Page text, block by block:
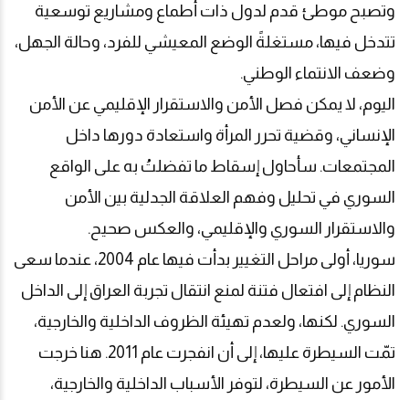
وتصبح موطئ قدم لدول ذات أطماع ومشاريع توسعية
تتدخل فيها، مستغلةً الوضع المعيشي للفرد، وحالة الجهل،
وضعف الانتماء الوطني.
اليوم، لا يمكن فصل الأمن والاستقرار الإقليمي عن الأمن
الإنساني، وقضية تحرر المرأة واستعادة دورها داخل
المجتمعات. سأحاول إسقاط ما تفضلتُ به على الواقع
السوري في تحليل وفهم العلاقة الجدلية بين الأمن
والاستقرار السوري والإقليمي، والعكس صحيح .
سوريا، أولى مراحل التغيير بدأت فيها عام 2004، عندما سعى
النظام إلى افتعال فتنة لمنع انتقال تجربة العراق إلى الداخل
السوري. لكنها، ولعدم تهيئة الظروف الداخلية والخارجية،
تمّت السيطرة عليها، إلى أن انفجرت عام 2011. هنا خرجت
الأمور عن السيطرة، لتوفر الأسباب الداخلية والخارجية،